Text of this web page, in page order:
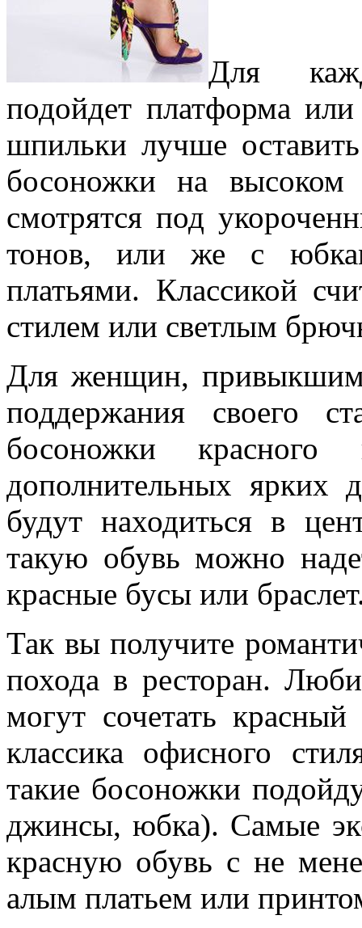
Для
подойдет платформа
шпильки лучше
босоножки на высоком
смотрятся под
тонов, или же с
платьями. Классикой
стилем или светлым
Для женщин,
поддержания своего
босоножки красного
дополнительных ярких
будут находиться в
такую обувь можно
красные бусы или
Так вы получите
похода в ресторан.
могут сочетать
классика офисного
такие босоножки
джинсы, юбка). Самые
красную обувь с не
алым платьем или